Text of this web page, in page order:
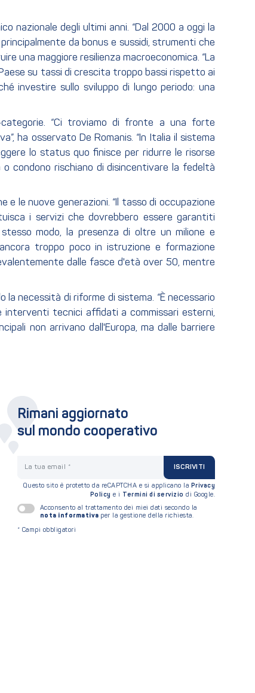
nazionale degli ultimi anni. “Dal 2000 a oggi la
da bonus e sussidi, strumenti che
una maggiore resilienza macroeconomica. “La
su tassi di crescita troppo bassi rispetto ai
investire sullo sviluppo di lungo periodo: una
“Ci troviamo di fronte a una forte
ha osservato De Romanis. “In Italia il sistema
lo status quo finisce per ridurre le risorse
condono rischiano di disincentivare la fedeltà
le nuove generazioni. “Il tasso di occupazione
i servizi che dovrebbero essere garantiti
modo, la presenza di oltre un milione e
troppo poco in istruzione e formazione
dalle fasce d'età over 50, mentre
necessità di riforme di sistema. “È necessario
interventi tecnici affidati a commissari esterni,
non arrivano dall'Europa, ma dalle barriere
Rimani aggiornato
sul mondo cooperativo
ISCRIVITI
Questo sito è protetto da reCAPTCHA e si applicano la Privacy
Policy e i Termini di servizio di Google.
Acconsento al trattamento dei miei dati secondo la
nota informativa per la gestione della richiesta.
* Campi obbligatori